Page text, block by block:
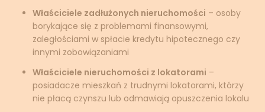
Właściciele zadłużonych nieruchomości – osoby
borykające się z problemami finansowymi,
zaległościami w spłacie kredytu hipotecznego czy
innymi zobowiązaniami
Właściciele nieruchomości z lokatorami –
posiadacze mieszkań z trudnymi lokatorami, którzy
nie płacą czynszu lub odmawiają opuszczenia lokalu